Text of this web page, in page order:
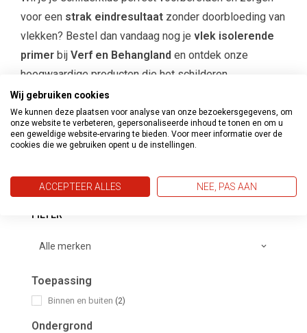
voor een strak eindresultaat zonder doorbloeding van
vlekken? Bestel dan vandaag nog je vlek isolerende
primer bij Verf en Behangland en ontdek onze
hoogwaardige producten die het schilderen
gemakkelijker maken en je eindresultaat verbeteren!
FILTER
Toepassing
Binnen en buiten (2)
Ondergrond
Wij gebruiken cookies
We kunnen deze plaatsen voor analyse van onze bezoekersgegevens, om
onze website te verbeteren, gepersonaliseerde inhoud te tonen en om u
een geweldige website-ervaring te bieden. Voor meer informatie over de
cookies die we gebruiken opent u de instellingen.
ACCEPTEER ALLES NEE, PAS AAN